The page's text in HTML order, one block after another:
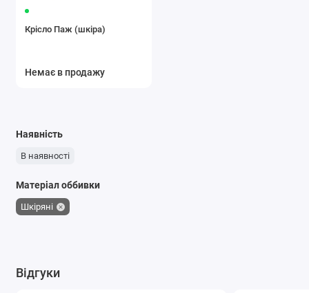
Крісло Паж (шкіра)
Немає в продажу
Наявність
В наявності
Матеріал оббивки
Шкіряні
Відгуки